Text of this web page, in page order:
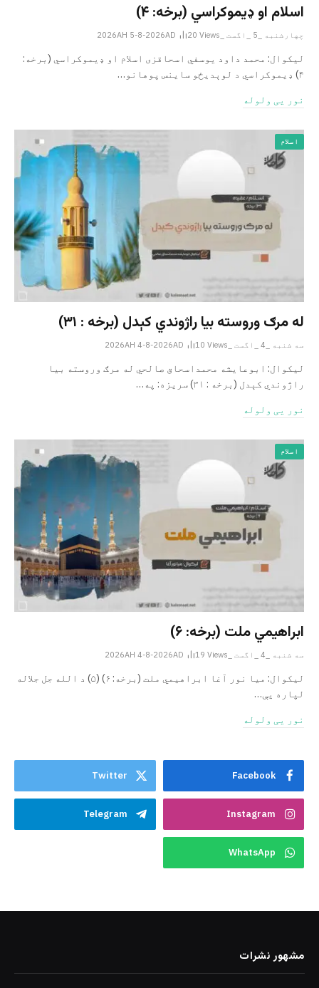
اسلام او ډیموکراسي (برخه: ۴)
چهارشنبه _5 _اگست _2026AH 5-8-2026AD 20 Views
لیکوال: محمد داود یوسفي اسحاقزی اسلام او ډیموکراسي (برخه:
۴) ډیموکراسي د لوېدیځو ساینس پوهانو…
نور یی ولوله
اسلام
له مرګ وروسته بیا راژوندي کېدل (برخه : ۳۱)
سه شنبه _4 _اگست _2026AH 4-8-2026AD 10 Views
لیکوال: ابوعایشه محمداسحاق صالحي له مرګ وروسته بیا
راژوندي کېدل (برخه : ۳۱) سریزه: په…
نور یی ولوله
اسلام
ابراهيمي ملت (برخه: ۶)
سه شنبه _4 _اگست _2026AH 4-8-2026AD 19 Views
ليکوال: میا نور آغا ابراهيمي ملت (برخه: ۶) (۵) د الله جل جلاله
لپاره یې…
نور یی ولوله
Facebook
Twitter
Instagram
Telegram
WhatsApp
مشهور نشرات